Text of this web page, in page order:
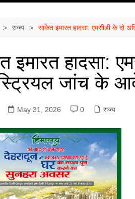
राज्य साकेत इमारत हादसा: एमसीडी के दो
इमारत हादसा:
जांच के
May 31, 2026 0 राज्य